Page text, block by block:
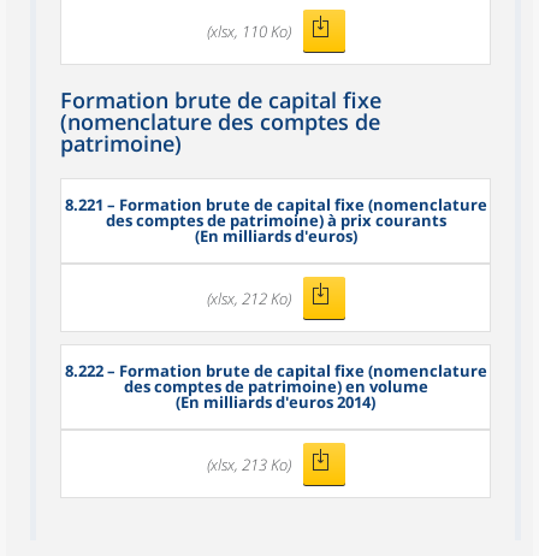
(xlsx, 110 Ko)
Formation brute de capital fixe
(nomenclature des comptes de
patrimoine)
8.221 – Formation brute de capital fixe (nomenclature
des comptes de patrimoine) à prix courants
(En milliards d'euros)
(xlsx, 212 Ko)
8.222– Formation brute de capital fixe (nomenclature
des comptes de patrimoine) en volume
(En milliards d'euros 2014)
(xlsx, 213 Ko)